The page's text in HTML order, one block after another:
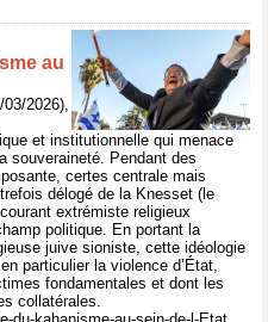
au
2026),
et institutionnelle qui menace
souveraineté. Pendant des
certes centrale mais
délogé de la Knesset (le
extrémiste religieux
politique. En portant la
juive sioniste, cette idéologie
particulier la violence d’État,
fondamentales et dont les
collatérales.